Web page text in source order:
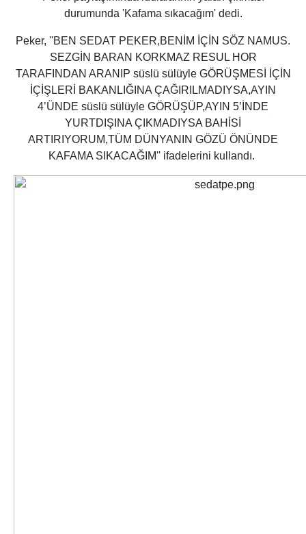
durumunda 'Kafama sıkacağım' dedi.
Peker, ''BEN SEDAT PEKER,BENİM İÇİN SÖZ NAMUS.
SEZGİN BARAN KORKMAZ RESUL HOR
TARAFINDAN ARANIP süslü sülüyle GÖRÜŞMESİ İÇİN
İÇİŞLERİ BAKANLIĞINA ÇAĞIRILMADIYSA,AYIN
4’ÜNDE süslü sülüyle GÖRÜŞÜP,AYIN 5’İNDE
YURTDIŞINA ÇIKMADIYSA BAHİSİ
ARTIRIYORUM,TÜM DÜNYANIN GÖZÜ ÖNÜNDE
KAFAMA SIKACAĞIM'' ifadelerini kullandı.